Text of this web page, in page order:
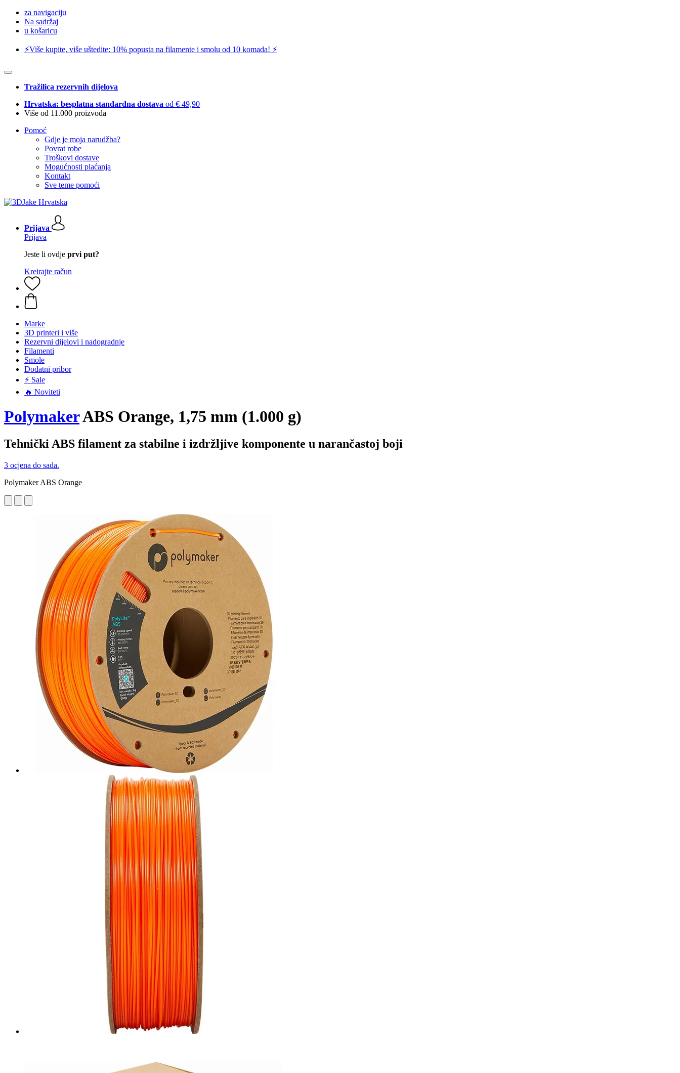
za navigaciju
Na sadržaj
u košaricu
⚡️Više kupite, više uštedite: 10% popusta na filamente i smolu od 10 komada! ⚡️
Tražilica rezervnih dijelova
Hrvatska: besplatna standardna dostava od € 49,90
Više od 11.000 proizvoda
Pomoć
Gdje je moja narudžba?
Povrat robe
Troškovi dostave
Mogućnosti plaćanja
Kontakt
Sve teme pomoći
Prijava
Prijava
Jeste li ovdje prvi put?
Kreirajte račun
Marke
3D printeri i više
Rezervni dijelovi i nadogradnje
Filamenti
Smole
Dodatni pribor
⚡ Sale
🔥 Noviteti
PolymakerABS Orange, 1,75 mm (1.000 g)
Tehnički ABS filament za stabilne i izdržljive komponente u narančastoj boji
3 ocjena do sada.
Polymaker ABS Orange